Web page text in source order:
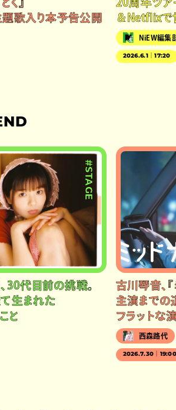
く』
題歌入り本予告公開
20周年ツ
＆Netflixで
NiEW編集
2026.6.1｜17:20
#STAGE
30代目前の挑戦。
生まれた
と
古川琴音、
主演までの
フラットな
西森路代
2026.7.30｜